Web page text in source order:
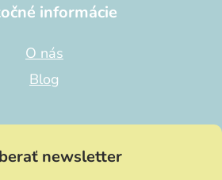
informácie
O nás
Blog
newsletter